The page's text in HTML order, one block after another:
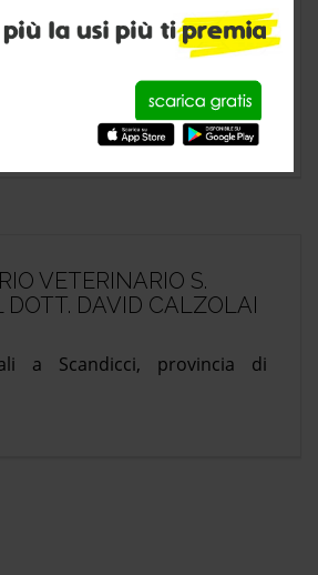
SNC
a Scandicci, provincia di
VETERINARIO S.
DOTT. DAVID CALZOLAI
a Scandicci, provincia di